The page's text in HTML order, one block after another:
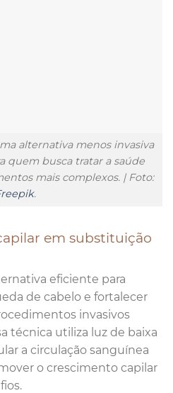
alternativa menos invasiva
quem busca tratar a saúde
mais complexos. | Foto:
.
em substituição
eficiente para
de cabelo e fortalecer
invasivos
técnica utiliza luz de baixa
a circulação sanguínea
o crescimento capilar